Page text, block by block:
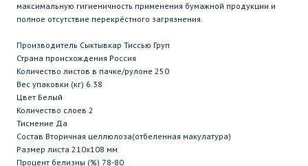
максимальную гигиеничность применения бумажной продукции и
полное отсутствие перекрёстного загрязнения.
Производитель Сыктывкар Тиссью Груп
Страна происхождения Россия
Количество листов в пачке/рулоне 250
Вес упаковки (кг) 6.38
Цвет Белый
Количество слоев 2
Тиснение Да
Состав Вторичная целлюлоза(отбеленная макулатура)
Размер листа 210х108 мм
Процент белизны (%) 78-80